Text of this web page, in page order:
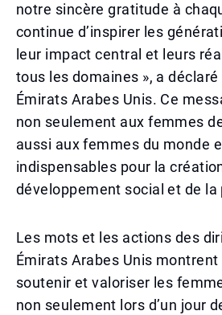
notre sincère gratitude à
continue d’inspirer les
leur impact central et leurs
tous les domaines », a
Émirats Arabes Unis. Ce
non seulement aux femmes
aussi aux femmes du monde
indispensables pour la
développement social et de la
Les mots et les actions des
Émirats Arabes Unis
soutenir et valoriser les
non seulement lors d’un jour